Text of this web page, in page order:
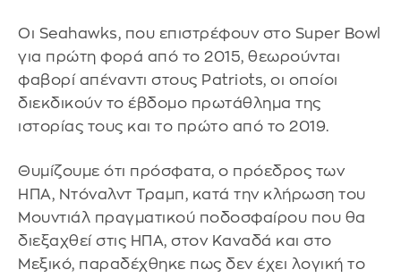
Οι Seahawks, που επιστρέφουν στο Super Bowl
για πρώτη φορά από το 2015, θεωρούνται
φαβορί απέναντι στους Patriots, οι οποίοι
διεκδικούν το έβδομο πρωτάθλημα της
ιστορίας τους και το πρώτο από το 2019.
Θυμίζουμε ότι πρόσφατα, ο πρόεδρος των
ΗΠΑ, Ντόναλντ Τραμπ, κατά την κλήρωση του
Μουντιάλ πραγματικού ποδοσφαίρου που θα
διεξαχθεί στις ΗΠΑ, στον Καναδά και στο
Μεξικό, παραδέχθηκε πως δεν έχει λογική το